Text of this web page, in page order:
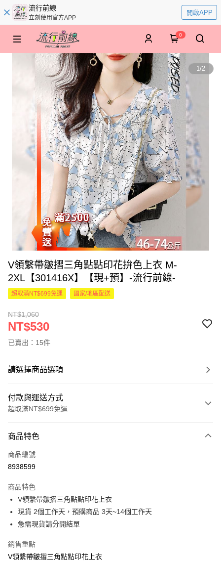
流行前線
立刻使用官方APP
開啟APP
0
1/2
V領繫帶皺摺三角點點印花拚色上衣 M-
2XL【301416X】【現+預】-流行前線-
超取滿NT$699免運 國家/地區配送
NT$1,060
NT$530
已賣出：15件
請選擇商品選項
付款與運送方式
超取滿NT$699免運
信用卡一次付款
超商取貨付款
Apple Pay
街口支付
Google Pay
商品特色
商品編號
8938599
商品特色
V領繫帶皺摺三角點點印花上衣
現貨 2個工作天，預購商品 3天~14個工作天
急需現貨請分開結單
銷售重點
V領繫帶皺摺三角點點印花上衣